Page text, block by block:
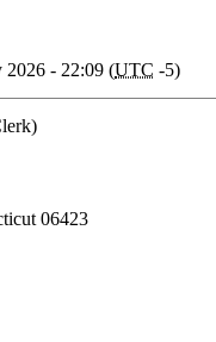
2026 - 22:09 (UTC -5)
06423